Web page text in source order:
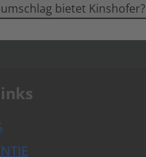
bietet Kinshofer?